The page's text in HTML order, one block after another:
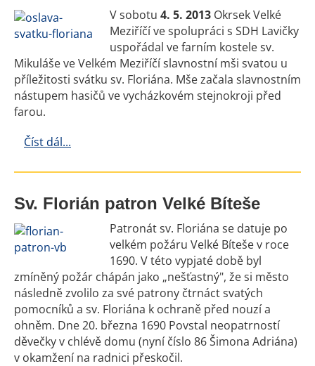
V sobotu 4. 5. 2013 Okrsek Velké
Meziříčí ve spolupráci s SDH Lavičky
uspořádal ve farním kostele sv.
Mikuláše ve Velkém Meziříčí slavnostní mši svatou u
příležitosti svátku sv. Floriána. Mše začala slavnostním
nástupem hasičů ve vycházkovém stejnokroji před
farou.
Číst dál...
Sv. Florián patron Velké Bíteše
Patronát sv. Floriána se datuje po
velkém požáru Velké Bíteše v roce
1690. V této vypjaté době byl
zmíněný požár chápán jako „nešťastný", že si město
následně zvolilo za své patrony čtrnáct svatých
pomocníků a sv. Floriána k ochraně před nouzí a
ohněm. Dne 20. března 1690 Povstal neopatrností
děvečky v chlévě domu (nyní číslo 86 Šimona Adriána)
v okamžení na radnici přeskočil.